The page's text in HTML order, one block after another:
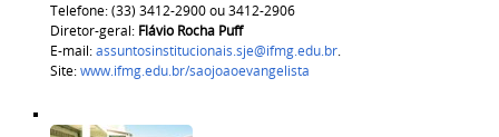
Telefone: (33) 3412-2900 ou 3412-2906
Diretor-geral: Flávio Rocha Puff
E-mail:assuntosinstitucionais.sje@ifmg.edu.br.
Site:www.ifmg.edu.br/saojoaoevangelista